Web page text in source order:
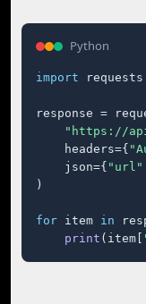
Python
import requests
response =
"https://
    headers={
    json={
"url"
)
for item in
print (item[